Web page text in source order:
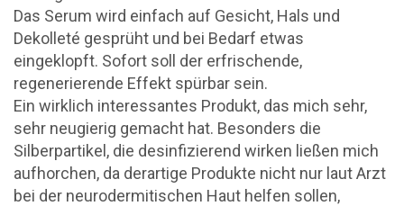
Das Serum wird einfach auf Gesicht, Hals und
Dekolleté gesprüht und bei Bedarf etwas
eingeklopft. Sofort soll der erfrischende,
regenerierende Effekt spürbar sein.
Ein wirklich interessantes Produkt, das mich sehr,
sehr neugierig gemacht hat. Besonders die
Silberpartikel, die desinfizierend wirken ließen mich
aufhorchen, da derartige Produkte nicht nur laut Arzt
bei der neurodermitischen Haut helfen sollen,